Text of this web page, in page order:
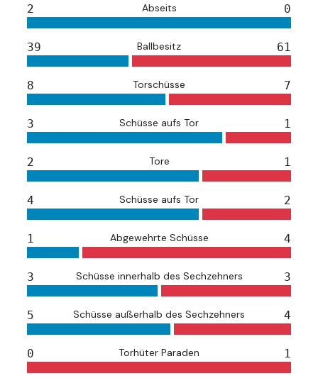
2 Abseits 0
39 Ballbesitz 61
8 Torschüsse 7
3 Schüsse aufs Tor 1
2 Tore 1
4 Schüsse aufs Tor 2
1 Abgewehrte Schüsse 4
3 Schüsse innerhalb des Sechzehners 3
5 Schüsse außerhalb des Sechzehners 4
0 Torhüter Paraden 1